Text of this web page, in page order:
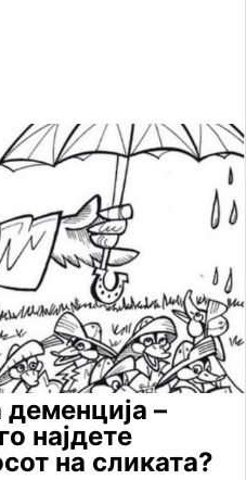
деменција –
најдете
на сликата?